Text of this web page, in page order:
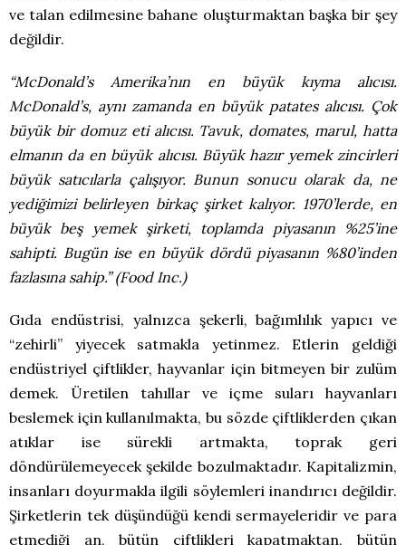
ve talan edilmesine bahane oluşturmaktan başka bir şey
değildir.
“McDonald’s Amerika’nın en büyük kıyma alıcısı.
McDonald’s, aynı zamanda en büyük patates alıcısı. Çok
büyük bir domuz eti alıcısı. Tavuk, domates, marul, hatta
elmanın da en büyük alıcısı. Büyük hazır yemek zincirleri
büyük satıcılarla çalışıyor. Bunun sonucu olarak da, ne
yediğimizi belirleyen birkaç şirket kalıyor. 1970’lerde, en
büyük beş yemek şirketi, toplamda piyasanın %25’ine
sahipti. Bugün ise en büyük dördü piyasanın %80’inden
fazlasına sahip.” (Food Inc.)
Gıda endüstrisi, yalnızca şekerli, bağımlılık yapıcı ve
“zehirli” yiyecek satmakla yetinmez. Etlerin geldiği
endüstriyel çiftlikler, hayvanlar için bitmeyen bir zulüm
demek. Üretilen tahıllar ve içme suları hayvanları
beslemek için kullanılmakta, bu sözde çiftliklerden çıkan
atıklar ise sürekli artmakta, toprak geri
döndürülemeyecek şekilde bozulmaktadır. Kapitalizmin,
insanları doyurmakla ilgili söylemleri inandırıcı değildir.
Şirketlerin tek düşündüğü kendi sermayeleridir ve para
etmediği an, bütün çiftlikleri kapatmaktan, bütün